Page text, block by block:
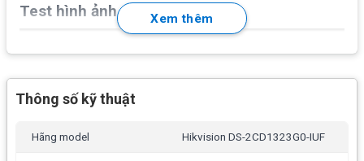
Test hình ảnh thực tếXem thêm
Thông số kỹ thuật
Hãng model Hikvision DS-2CD1323G0-IUF